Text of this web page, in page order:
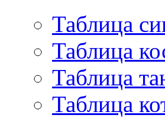
Таблица
Таблица
Таблица
Таблица